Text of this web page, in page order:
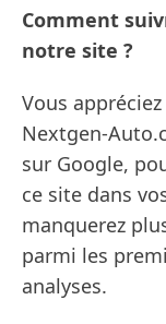
Comment
notre site ?
Vous
Nextgen-
sur Google,
ce site dans
manquerez
parmi les
analyses.